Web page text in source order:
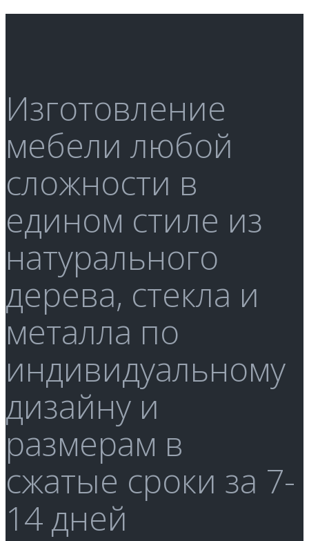
Изготовление
мебели любой
сложности в
едином стиле из
натурального
дерева, стекла и
металла по
индивидуальному
дизайну и
размерам в
сжатые сроки за 7-
14 дней